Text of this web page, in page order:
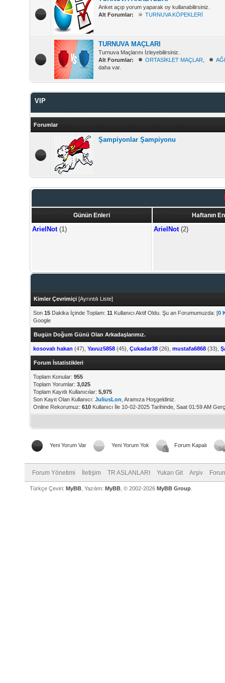
Anket açıp yorum yaparak oy kullanabilirsiniz.
Alt Forumlar:
TURNUVA KÖPEKLERİ
TURNUVA MAÇLARI
Turnuva Maçlarını İzleyebilirsiniz.
Alt Forumlar:
ORTASİKLET MAÇLAR
daha var.
VIP
Forumlar
Şampiyonlar Şampiyonu
Günün Enleri Haftanın
ArielNot(1) ArielNot(2)
Kimler Çevrimiçi [Ayrıntılı Liste]
Son 15 Dakika İçinde Toplam: 11 Kullanıcı Aktif Oldu. Şu an Forumumuzda: [0
Google
Bugün Doğum Günü Olan Arkadaşlarımız.
kosovalı hakan (47), Yavuz5858 (45), Çukadar38 (26), mustafa6868 (33),
Forum İstatistikleri
Toplam Konular: 955
Toplam Yorumlar: 3,025
Toplam Kayıtlı Kullanıcılar: 5,975
Son Kayıt Olan Kullanıcı: JuliusLon , Aramıza Hoşgeldiniz.
Online Rekorumuz: 610 Kullanıcı İle 10-02-2025 Tarihinde, Saat 01:59 AM
Yeni Yorum Var Yeni Yorum Yok Forum Kapalı
Forum Yönetimi İletişim TR ASLANLARI Yukarı Git Arşiv
Türkçe Çeviri: MyBB , Yazılım: MyBB , © 2002-2026 MyBB Group